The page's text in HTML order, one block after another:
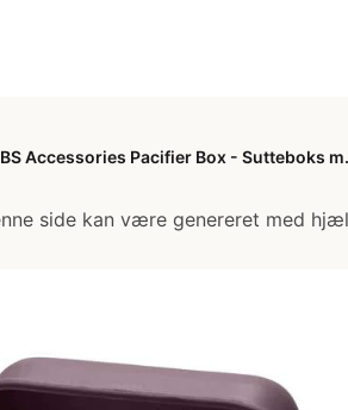
Accessories Pacifier Box - Sutteboks
side kan være genereret med